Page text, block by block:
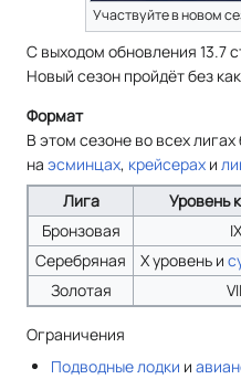
Участвуйте в новом
С выходом обновления 13.7
Новый сезон пройдёт без
Формат
В этом сезоне во всех
на эсминцах, крейсерах и
Лига
Уровень
Бронзовая
IX
Серебряная
X уровень и
Золотая
Ограничения
Подводные лодки и